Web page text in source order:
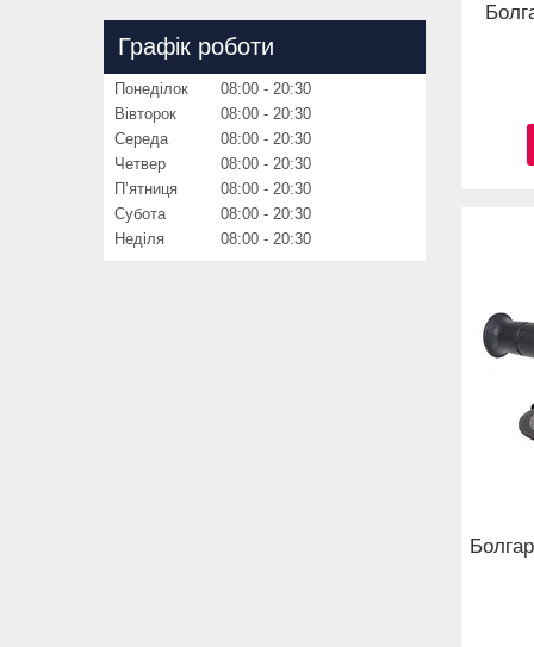
Графік роботи
Понеділок 08:00
20:30
Вівторок
08:00
20:30
Середа
08:00
20:30
Четвер
08:00
20:30
Пʼятниця
08:00
20:30
Субота
08:00
20:30
Неділя
08:00 20:30